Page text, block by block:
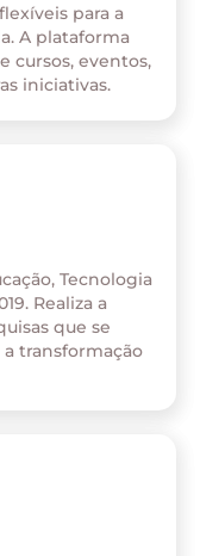
para a
A plataforma
cursos, eventos,
iniciativas.
Tecnologia
Realiza a
que se
transformação